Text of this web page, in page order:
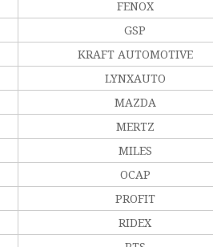
FENOX
GSP
KRAFT AUTOMOTIVE
LYNXAUTO
MAZDA
MERTZ
MILES
OCAP
PROFIT
RIDEX